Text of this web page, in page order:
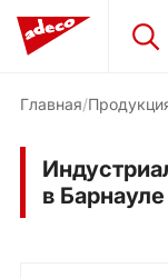
Главная
в Барнауле